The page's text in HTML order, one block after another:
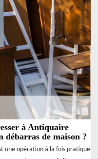
à Antiquaire
débarras de maison ?
une opération à la fois pratique